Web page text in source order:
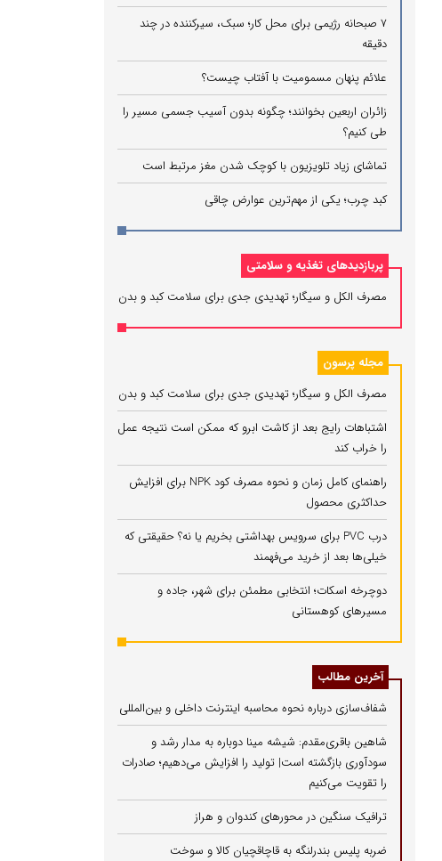
۷ صبحانه رژیمی برای محل کار؛ سبک، سیرکننده در چند
دقیقه
علائم پنهان مسمومیت با آفتاب چیست؟
زائران اربعین بخوانند؛ چگونه بدون آسیب جسمی مسیر را
طی کنیم؟
تماشای زیاد تلویزیون با کوچک شدن مغز مرتبط است
کبد چرب؛ یکی از مهم‌ترین عوارض چاقی
پربازدیدهای تغذیه و سلامتی
مصرف الکل و سیگار؛ تهدیدی جدی برای سلامت کبد و بدن
مجله پرسون
مصرف الکل و سیگار؛ تهدیدی جدی برای سلامت کبد و بدن
اشتباهات رایج بعد از کاشت ابرو که ممکن است نتیجه عمل
را خراب کند
راهنمای کامل زمان و نحوه مصرف کود NPK برای افزایش
حداکثری محصول
درب PVC برای سرویس بهداشتی بخریم یا نه؟ حقیقتی که
خیلی‌ها بعد از خرید می‌فهمند
دوچرخه اسکات؛ انتخابی مطمئن برای شهر، جاده و
مسیرهای کوهستانی
آخرین مطالب
شفاف‌سازی درباره نحوه محاسبه اینترنت داخلی و بین‌المللی
شاهین باقری‌مقدم: شیشه مینا دوباره به مدار رشد و
سودآوری بازگشته است| تولید را افزایش می‌دهیم؛ صادرات
را تقویت می‌کنیم
ترافیک سنگین در محورهای کندوان و هراز
ضربه پلیس بندرلنگه به قاچاقچیان کالا و سوخت